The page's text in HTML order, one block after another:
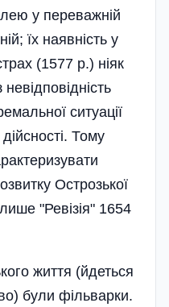
у переважній
їх наявність у
(1577 р.) ніяк
ситуації
Тому
Острозької
"Ревізія" 1654
життя (йдеться
були фільварки.